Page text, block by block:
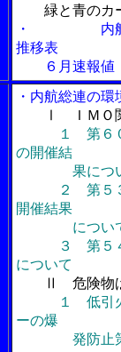
緑と青の
・
内
推移表
６月速報値
・内航総連の
Ⅰ ＩＭＯ
１ 第６
の開催結
果につ
２ 第５３回
開催結果
につい
３ 第５４回
について
Ⅱ 危険物
１ 低引
ーの爆
発防止策